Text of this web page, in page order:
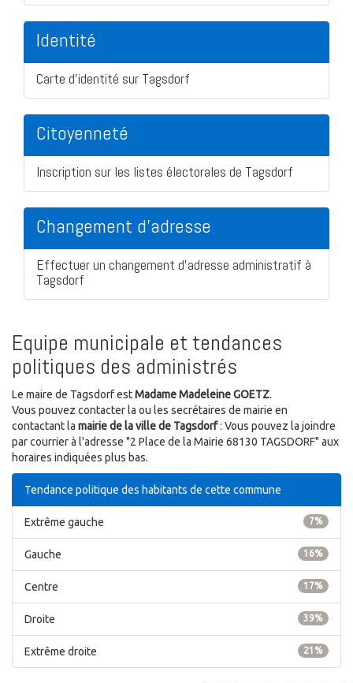
Identité
Carte d'identité sur Tagsdorf
Citoyenneté
Inscription sur les listes électorales de Tagsdorf
Changement d'adresse
Effectuer un changement d'adresse administratif à
Tagsdorf
Equipe municipale et tendances
politiques des administrés
Le maire de Tagsdorf estMadame Madeleine GOETZ.
Vous pouvez contacter la ou les secrétaires de mairie en
contactant la mairie de la ville de Tagsdorf: Vous pouvez la joindre
par courrier à l'adresse "2 Place de la Mairie 68130 TAGSDORF" aux
horaires indiquées plus bas.
Tendance politique des habitants de cette commune
7%
Extrême gauche
16%
Gauche
17%
Centre
39%
Droite
21%
Extrême droite